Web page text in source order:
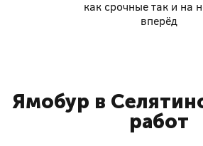
как срочные так и на
вперёд
Ямобур в
работ